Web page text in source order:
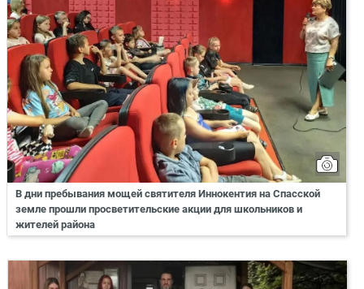
В дни пребывания мощей святителя Иннокентия на Спасской
земле прошли просветительские акции для школьников и
жителей района